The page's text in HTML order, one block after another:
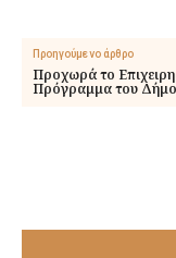
Προηγούμενο άρθρο
Προχωρά το
Πρόγραμμα του